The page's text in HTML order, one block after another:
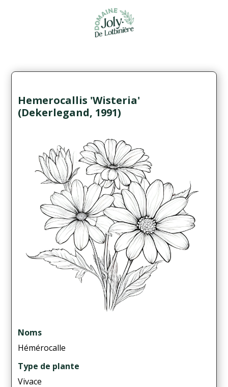
Hemerocallis 'Wisteria'
(Dekerlegand, 1991)
Noms
Hémérocalle
Type de plante
Vivace